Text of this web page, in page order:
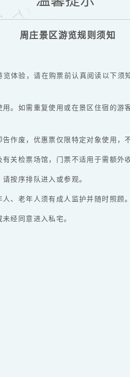
周庄景区游览规则须知
体验，请在购票前认真阅读以下
。如需重复使用或在景区住宿的游
作废，优惠票仅限特定对象使用，
关检票场馆，门票不适用于需额外
按序排队进入或参观。
、老年人须有成人监护并随时照顾。
经同意进入私宅。